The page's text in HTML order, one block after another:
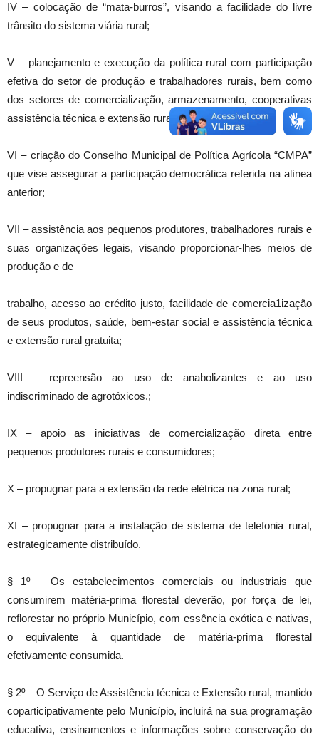
IV – colocação de “mata-burros”, visando a facilidade do livre
trânsito do sistema viária rural;
V – planejamento e execução da política rural com participação
efetiva do setor de produção e trabalhadores rurais, bem como
dos setores de comercialização, armazenamento, cooperativas
assistência técnica e extensão rural;
VI – criação do Conselho Municipal de Política Agrícola “CMPA”
que vise assegurar a participação democrática referida na alínea
anterior;
VII – assistência aos pequenos produtores, trabalhadores rurais e
suas organizações legais, visando proporcionar-lhes meios de
produção e de
trabalho, acesso ao crédito justo, facilidade de comercia1ização
de seus produtos, saúde, bem-estar social e assistência técnica
e extensão rural gratuita;
VIII – repreensão ao uso de anabolizantes e ao uso
indiscriminado de agrotóxicos.;
IX – apoio as iniciativas de comercialização direta entre
pequenos produtores rurais e consumidores;
X – propugnar para a extensão da rede elétrica na zona rural;
XI – propugnar para a instalação de sistema de telefonia rural,
estrategicamente distribuído.
§ 1º – Os estabelecimentos comerciais ou industriais que
consumirem matéria-prima florestal deverão, por força de lei,
reflorestar no próprio Município, com essência exótica e nativas,
o equivalente à quantidade de matéria-prima florestal
efetivamente consumida.
§ 2º – O Serviço de Assistência técnica e Extensão rural, mantido
coparticipativamente pelo Município, incluirá na sua programação
educativa, ensinamentos e informações sobre conservação do